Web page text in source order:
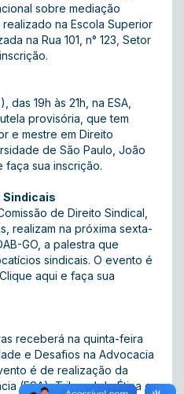
sobre mediação
na Escola Superior
na Rua 101, n° 123, Setor
das 19h às 21h, na ESA,
provisória, que tem
e mestre em Direito
de São Paulo, João
faça sua inscrição.
Sindicais
de Direito Sindical,
realizam na próxima sexta-
GO, a palestra que
sindicais. O evento é
aqui e faça sua
receberá na quinta-feira
e Desafios na Advocacia
é de realização da
(ESA), Tribunal de Ética e